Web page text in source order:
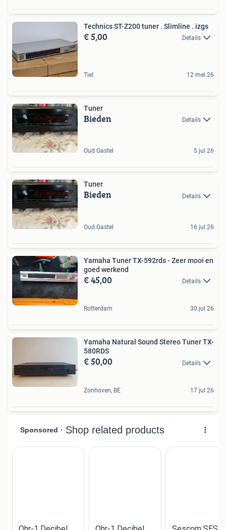
Technics ST-Z200 tuner . Slimline . izgs
€ 5,00 Details
Tiel 12 mei 26
Tuner
Bieden Details
Oud Gastel 5 jul 26
Tuner
Bieden Details
Oud Gastel 16 jul 26
Yamaha Tuner TX-592rds - Zeer mooi en
goed werkend
€ 45,00 Details
Rotterdam 30 jul 26
Yamaha Natural Sound Stereo Tuner TX-
580RDS
€ 50,00 Details
Zonhoven, BE 17 jul 26